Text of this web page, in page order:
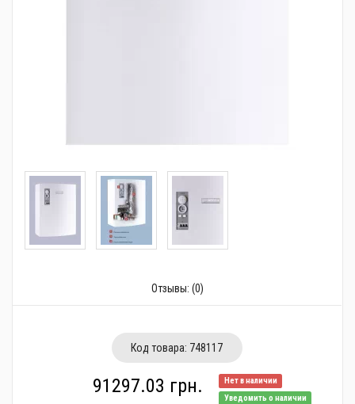
Отзывы: (0)
Код товара: 748117
Нет в наличии
Уведомить о наличии
91297.03 грн.
Теплый пол
Фильтры
Трубы и фитинги
Баки